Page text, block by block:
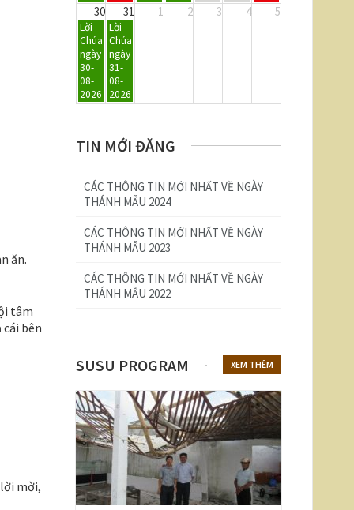
ăn.
tâm
bên
mời,
30 31 1 2 3 4 5
Sunday,
August
30th
2026
Lời
Chúa
ngày
30-
08-
2026
Monday,
August
31st
2026
Lời
Chúa
ngày
31-
08-
2026
TIN MỚI ĐĂNG
CÁC THÔNG TIN MỚI NHẤT VỀ NGÀY
THÁNH MẪU 2024
CÁC THÔNG TIN MỚI NHẤT VỀ NGÀY
THÁNH MẪU 2023
CÁC THÔNG TIN MỚI NHẤT VỀ NGÀY
THÁNH MẪU 2022
SUSU PROGRAM XEM THÊM